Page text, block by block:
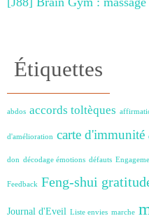
Étiquettes
abdos accords toltèques
d'amélioration carte d'immunité
don décodage émotions défauts
Feedback Feng-shui
Journal d'Eveil Liste envies marche